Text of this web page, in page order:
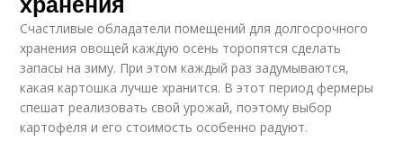
Счастливые обладатели помещений для долгосрочного
хранения овощей каждую осень торопятся сделать
запасы на зиму. При этом каждый раз задумываются,
какая картошка лучше хранится. В этот период фермеры
спешат реализовать свой урожай, поэтому выбор
картофеля и его стоимость особенно радуют.